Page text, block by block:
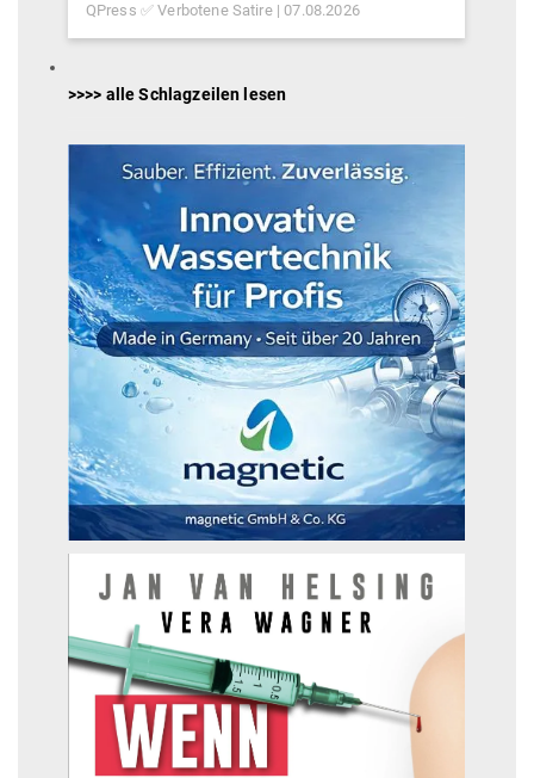
QPress ✅ Verbotene Satire 07.08.2026
>>>> alle Schlagzeilen lesen